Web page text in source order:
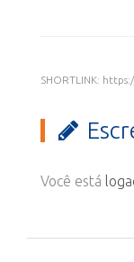
SHORTLINK:
Você está